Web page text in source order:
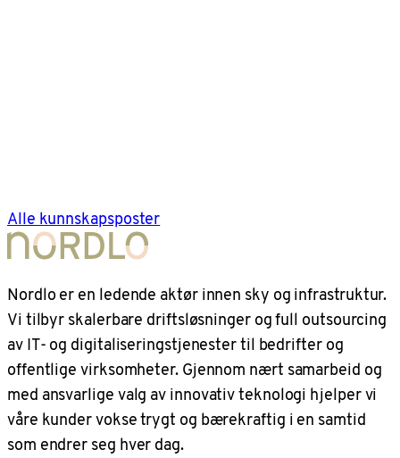
Alle kunnskapsposter
Nordlo er en ledende aktør innen sky og infrastruktur.
Vi tilbyr skalerbare driftsløsninger og full outsourcing
av IT- og digitaliseringstjenester til bedrifter og
offentlige virksomheter. Gjennom nært samarbeid og
med ansvarlige valg av innovativ teknologi hjelper vi
våre kunder vokse trygt og bærekraftig i en samtid
som endrer seg hver dag.